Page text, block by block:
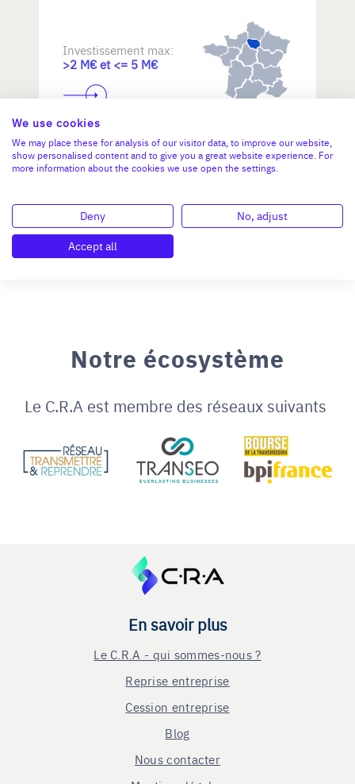
Investissement max:
>2 M€ et <= 5 M€
Notre écosystème
Le C.R.A est membre des réseaux suivants
En savoir plus
Le C.R.A - qui sommes-nous ?
Reprise entreprise
Cession entreprise
Blog
Nous contacter
We use cookies
We may place these for analysis of our visitor data, to improve our website,
show personalised content and to give you a great website experience. For
more information about the cookies we use open the settings.
Deny
No, adjust
Accept all